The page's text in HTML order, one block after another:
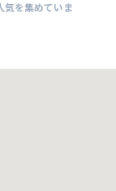
を集めていま